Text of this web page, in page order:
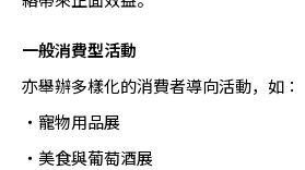
一般消費型活動
亦舉辦多樣化的消費者導向活動，如：
・寵物用品展
・美食與葡萄酒展